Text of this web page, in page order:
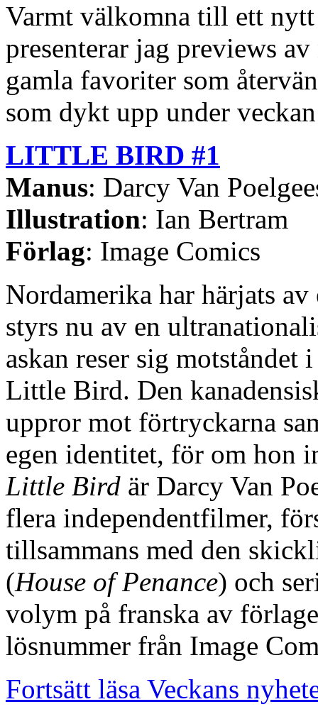
Varmt välkomna till ett
presenterar jag previews
gamla favoriter som
som dykt upp under
LITTLE BIRD #1
Manus: Darcy Van
Illustration: Ian Bertram
Förlag: Image Comics
Nordamerika har härjats
styrs nu av en
askan reser sig
Little Bird. Den
uppror mot förtryckarna
egen identitet, för om hon
Little Bird är Darcy Van
flera independentfilmer,
tillsammans med den
(House of Penance) och
volym på franska av
lösnummer från Image
Fortsätt läsa Veckans